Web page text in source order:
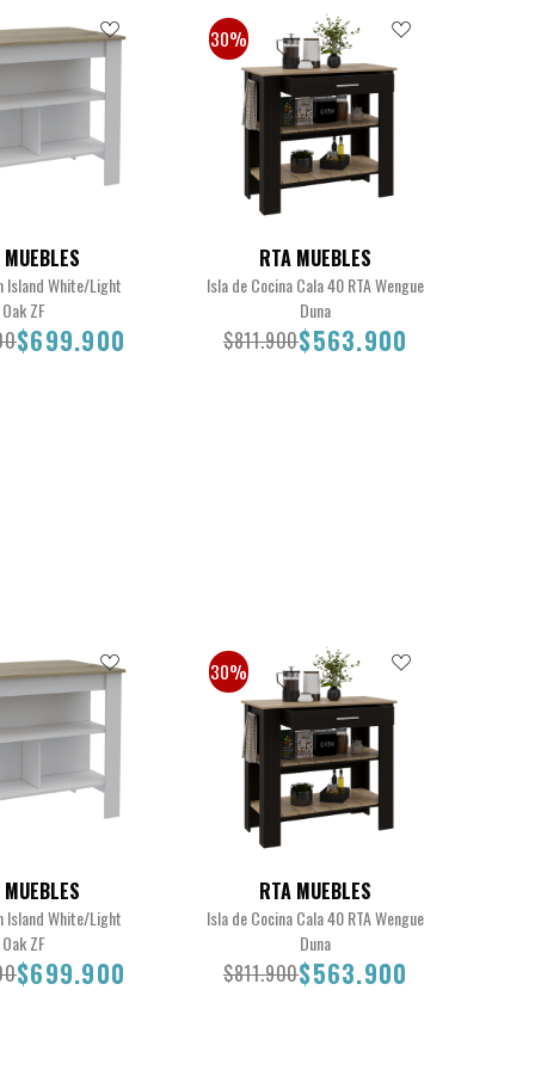
Island White/Light
Oak ZF
$699.900
30%
RTA MUEBLES
Isla de Cocina Cala 40 RTA Wengue
Duna
$811.900$563.900
Island White/Light
Oak ZF
$699.900
30%
RTA MUEBLES
Isla de Cocina Cala 40 RTA Wengue
Duna
$811.900$563.900